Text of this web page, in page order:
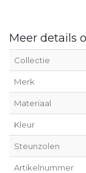
Meer details
Collectie
Merk
Materiaal
Kleur
Steunzolen
Artikelnummer